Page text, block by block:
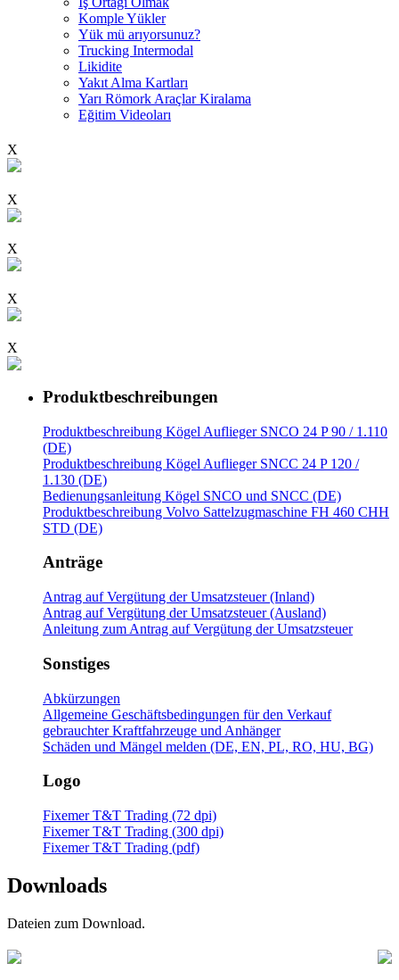
Komple Yükler
Yük mü arıyorsunuz?
Trucking Intermodal
Likidite
Yakıt Alma Kartları
Yarı Römork Araçlar Kiralama
Eğitim Videoları
X
X
X
X
X
Produktbeschreibungen
Produktbeschreibung Kögel Auflieger SNCO 24 P 90 / 1.110
(DE)
Produktbeschreibung Kögel Auflieger SNCC 24 P 120 /
1.130 (DE)
Bedienungsanleitung Kögel SNCO und SNCC (DE)
Produktbeschreibung Volvo Sattelzugmaschine FH 460 CHH
STD (DE)
Anträge
Antrag auf Vergütung der Umsatzsteuer (Inland)
Antrag auf Vergütung der Umsatzsteuer (Ausland)
Anleitung zum Antrag auf Vergütung der Umsatzsteuer
Sonstiges
Abkürzungen
Allgemeine Geschäftsbedingungen für den Verkauf
gebrauchter Kraftfahrzeuge und Anhänger
Schäden und Mängel melden (DE, EN, PL, RO, HU, BG)
Logo
Fixemer T&T Trading (72 dpi)
Fixemer T&T Trading (300 dpi)
Fixemer T&T Trading (pdf)
Downloads
Dateien zum Download.